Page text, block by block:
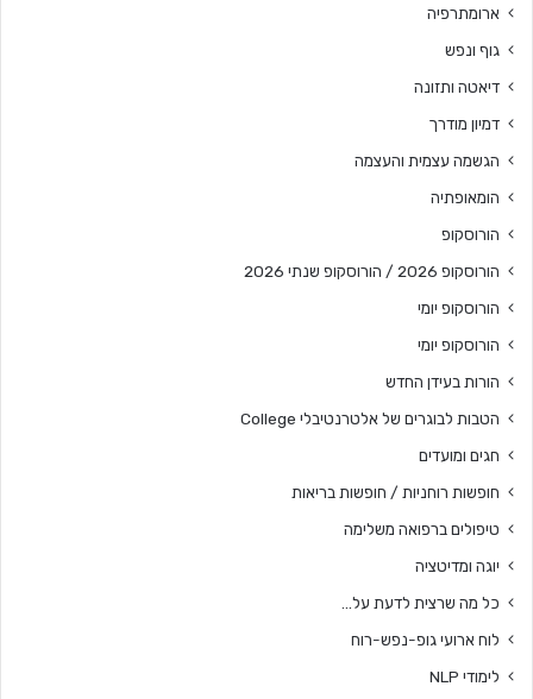
ארומתרפיה
גוף ונפש
דיאטה ותזונה
דמיון מודרך
הגשמה עצמית והעצמה
הומאופתיה
הורוסקופ
הורוסקופ 2026 / הורוסקופ שנתי 2026
הורוסקופ יומי
הורוסקופ יומי
הורות בעידן החדש
הטבות לבוגרים של אלטרנטיבלי College
חגים ומועדים
חופשות רוחניות / חופשות בריאות
טיפולים ברפואה משלימה
יוגה ומדיטציה
כל מה שרצית לדעת על…
לוח ארועי גופ-נפש-רוח
לימודי NLP